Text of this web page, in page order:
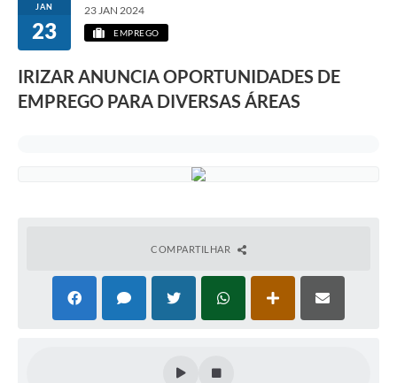
JAN
23
23 JAN 2024
EMPREGO
IRIZAR ANUNCIA OPORTUNIDADES DE
EMPREGO PARA DIVERSAS ÁREAS
COMPARTILHAR